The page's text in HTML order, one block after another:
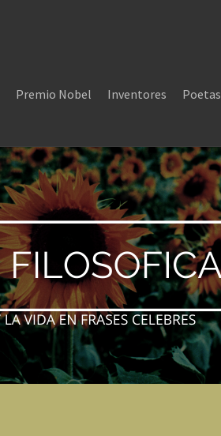
Premio Nobel Inventores Poetas